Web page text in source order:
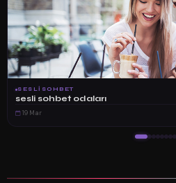
SESLISOHBET
sesli sohbet odaları
19 Mar